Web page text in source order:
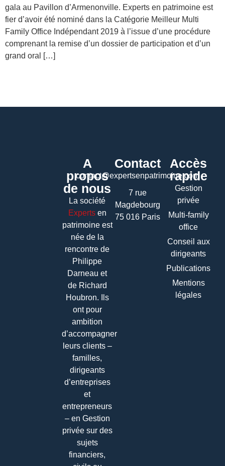
gala au Pavillon d’Armenonville. Experts en patrimoine est
fier d’avoir été nominé dans la Catégorie Meilleur Multi
Family Office Indépendant 2019 à l’issue d’une procédure
comprenant la remise d’un dossier de participation et d’un
grand oral […]
A
propos
de nous
La société
Expertsen
patrimoine est
née de la
rencontre de
Philippe
Darneau et
de Richard
Houbron. Ils
ont pour
ambition
d’accompagner
leurs clients –
familles,
dirigeants
d’entreprises
et
entrepreneurs
– en Gestion
privée sur des
sujets
financiers,
Contact
contact@expertsenpatrimoine.com
7 rue
Magdebourg
75 016 Paris
Accès
rapide
Gestion
privée
Multi-family
office
Conseil aux
dirigeants
Publications
Mentions
légales